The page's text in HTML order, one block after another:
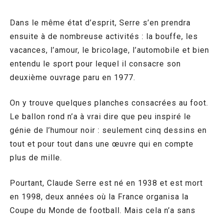
Dans le même état d’esprit, Serre s’en prendra
ensuite à de nombreuse activités : la bouffe, les
vacances, l’amour, le bricolage, l’automobile et bien
entendu le sport pour lequel il consacre son
deuxième ouvrage paru en 1977.
On y trouve quelques planches consacrées au foot.
Le ballon rond n’a à vrai dire que peu inspiré le
génie de l’humour noir : seulement cinq dessins en
tout et pour tout dans une œuvre qui en compte
plus de mille.
Pourtant, Claude Serre est né en 1938 et est mort
en 1998, deux années où la France organisa la
Coupe du Monde de football. Mais cela n’a sans